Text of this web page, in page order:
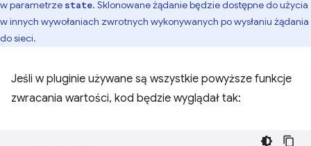
w parametrze state. Sklonowane żądanie będzie dostępne do użycia
w innych wywołaniach zwrotnych wykonywanych po wysłaniu żądania
do sieci.
Jeśli w pluginie używane są wszystkie powyższe funkcje
zwracania wartości, kod będzie wyglądał tak: